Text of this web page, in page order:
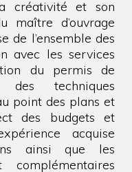
créativité et son
maître d’ouvrage
de l’ensemble des
avec les services
du permis de
des techniques
point des plans et
des budgets et
acquise
ainsi que les